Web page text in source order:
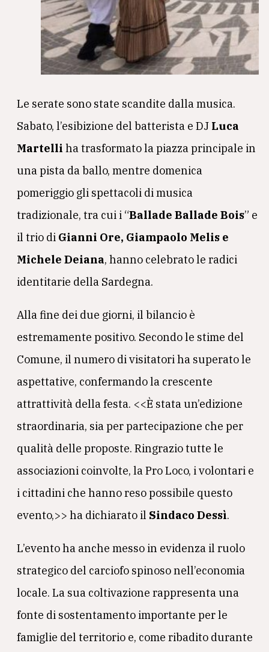
Le serate sono state scandite dalla musica.
Sabato, l’esibizione del batterista e DJ Luca
Martelli ha trasformato la piazza principale in
una pista da ballo, mentre domenica
pomeriggio gli spettacoli di musica
tradizionale, tra cui i “Ballade Ballade Bois” e
il trio di Gianni Ore, Giampaolo Melis e
Michele Deiana, hanno celebrato le radici
identitarie della Sardegna.
Alla fine dei due giorni, il bilancio è
estremamente positivo. Secondo le stime del
Comune, il numero di visitatori ha superato le
aspettative, confermando la crescente
attrattività della festa. <<È stata un’edizione
straordinaria, sia per partecipazione che per
qualità delle proposte. Ringrazio tutte le
associazioni coinvolte, la Pro Loco, i volontari e
i cittadini che hanno reso possibile questo
evento,>> ha dichiarato il Sindaco Dessì.
L’evento ha anche messo in evidenza il ruolo
strategico del carciofo spinoso nell’economia
locale. La sua coltivazione rappresenta una
fonte di sostentamento importante per le
famiglie del territorio e, come ribadito durante